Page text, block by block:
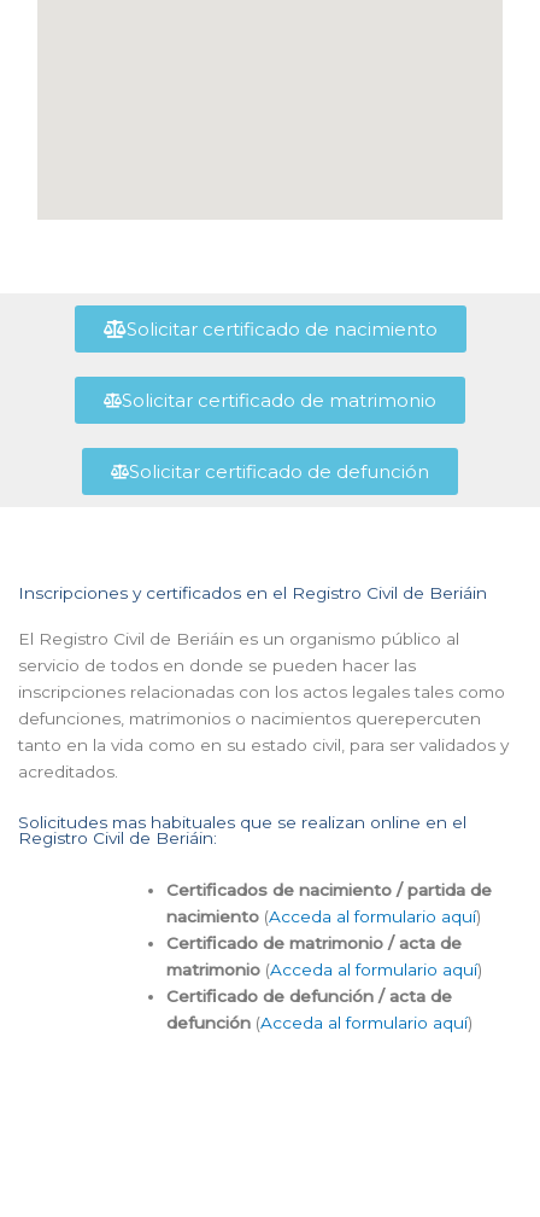
Solicitar certificado de nacimiento
Solicitar certificado de matrimonio
Solicitar certificado de defunción
Inscripciones y certificados en el Registro Civil de Beriáin
El Registro Civil de Beriáin es un organismo público al
servicio de todos en donde se pueden hacer las
inscripciones relacionadas con los actos legales tales como
defunciones, matrimonios o nacimientos querepercuten
tanto en la vida como en su estado civil, para ser validados y
acreditados.
Solicitudes mas habituales que se realizan online en el
Registro Civil de Beriáin:
Certificados de nacimiento / partida de
nacimiento (Acceda al formulario aquí)
Certificado de matrimonio / acta de
matrimonio (Acceda al formulario aquí)
Certificado de defunción / acta de
defunción (Acceda al formulario aquí)